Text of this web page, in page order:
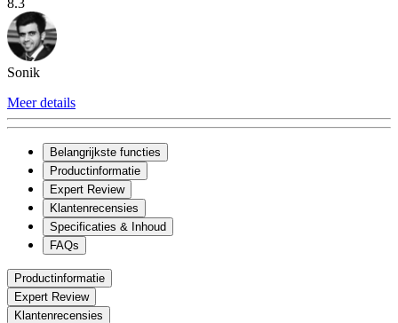
Sonik
Meer details
Belangrijkste functies
Productinformatie
Expert Review
Klantenrecensies
Specificaties & Inhoud
FAQs
Productinformatie
Expert Review
Klantenrecensies